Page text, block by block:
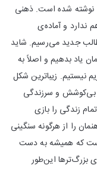
نوشته شده است. ذهنی
ندارد و آماده‌ی
جدید می‌رسیم. شاید
یاد بدهیم و اصلاً به
نیستیم. زیباترین شکل
بی‌کوشش و سرزندگی
زندگی را بازی
را از هرگونه سنگینی
است که همیشه به دست
بزرگ‌ترها این‌طور